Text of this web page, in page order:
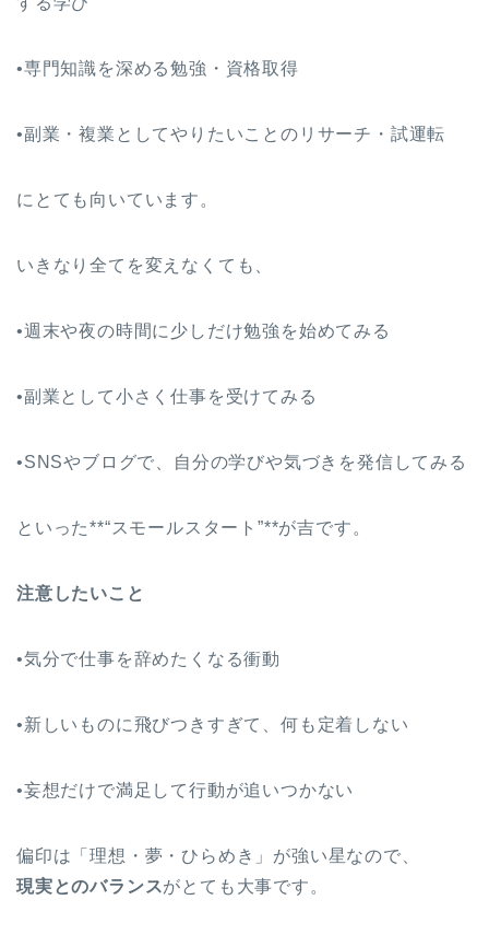
•専門知識を深める勉強・資格取得
•副業・複業としてやりたいことのリサーチ・試運転
にとても向いています。
いきなり全てを変えなくても、
•週末や夜の時間に少しだけ勉強を始めてみる
•副業として小さく仕事を受けてみる
•SNSやブログで、自分の学びや気づきを発信してみる
といった**“スモールスタート”**が吉です。
注意したいこと
•気分で仕事を辞めたくなる衝動
•新しいものに飛びつきすぎて、何も定着しない
•妄想だけで満足して行動が追いつかない
偏印は「理想・夢・ひらめき」が強い星なので、
現実とのバランスがとても大事です。